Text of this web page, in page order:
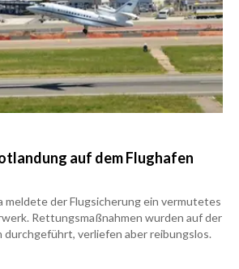
auf dem Flughafen
meldete der Flugsicherung ein vermutetes
Rettungsmaßnahmen wurden auf der
durchgeführt, verliefen aber reibungslos.